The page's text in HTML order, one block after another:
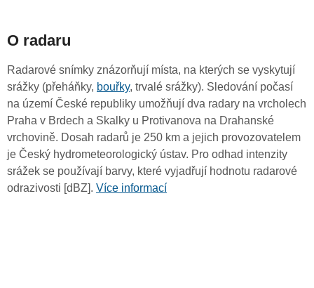
O radaru
Radarové snímky znázorňují místa, na kterých se vyskytují
srážky (přeháňky, bouřky, trvalé srážky). Sledování počasí
na území České republiky umožňují dva radary na vrcholech
Praha v Brdech a Skalky u Protivanova na Drahanské
vrchovině. Dosah radarů je 250 km a jejich provozovatelem
je Český hydrometeorologický ústav. Pro odhad intenzity
srážek se používají barvy, které vyjadřují hodnotu radarové
odrazivosti [dBZ]. Více informací